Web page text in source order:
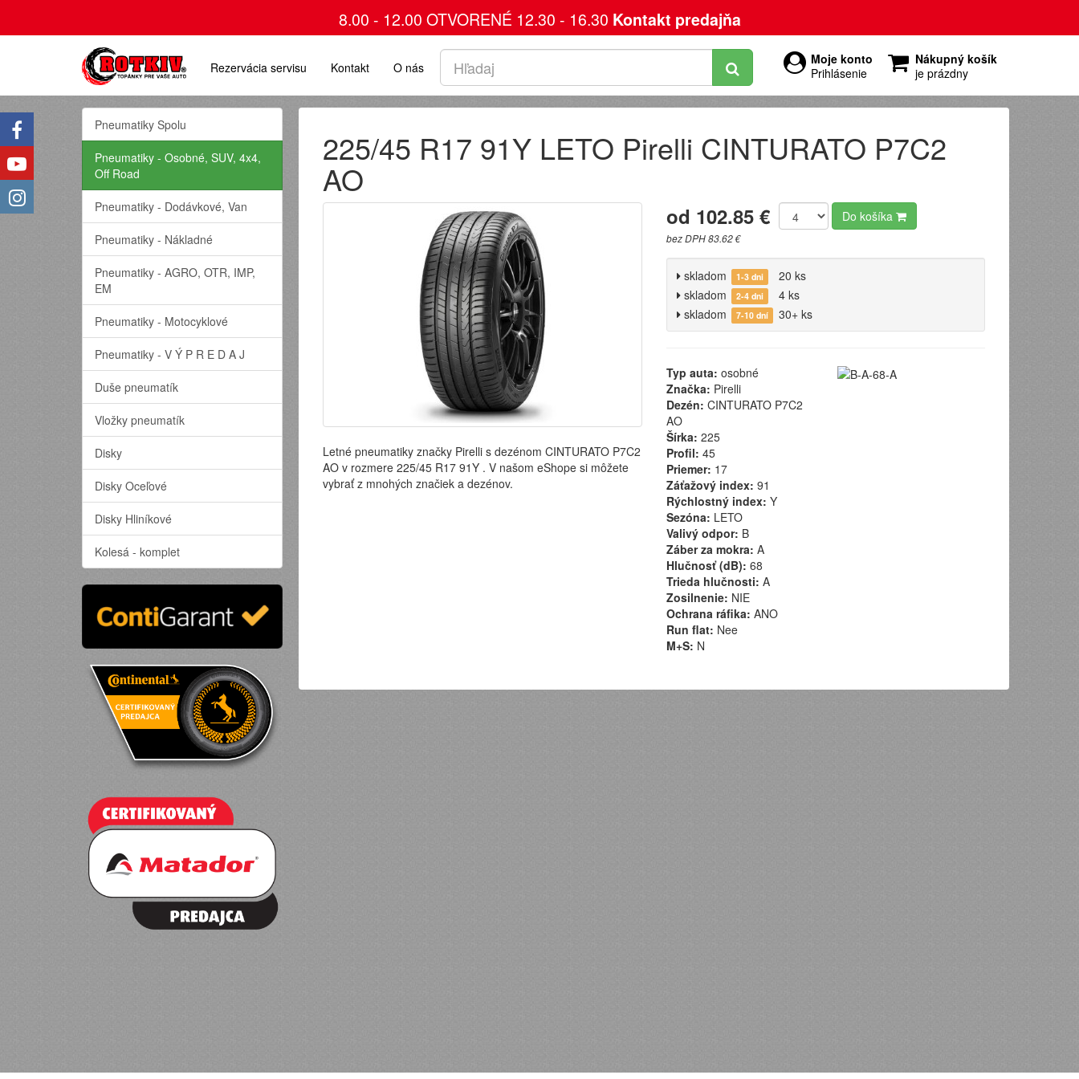
8.00 - 12.00 OTVORENÉ 12.30 - 16.30 Kontakt predajňa
Moje konto
Prihlásenie
Nákupný košík
je prázdny
Rezervácia servisu Kontakt O nás
225/45 R17 91Y LETO Pirelli CINTURATO P7C2
AO
Letné pneumatiky značky Pirelli s dezénom CINTURATO P7C2
AO v rozmere 225/45 R17 91Y . V našom eShope si môžete
vybrať z mnohých značiek a dezénov.
od 102.85 €
bez DPH 83.62 €
Do košíka
skladom 1-3 dni
20 ks
skladom
2-4 dni
4 ks
skladom
7-10 dní 30+ ks
Typ auta: osobné
Značka: Pirelli
Dezén: CINTURATO P7C2
AO
Šírka: 225
Profil: 45
Priemer: 17
Záťažový index: 91
Rýchlostný index: Y
Sezóna: LETO
Valivý odpor: B
Záber za mokra: A
Hlučnosť (dB): 68
Trieda hlučnosti: A
Zosilnenie: NIE
Ochrana ráfika: ANO
Run flat: Nee
M+S: N
Pneumatiky Spolu
Pneumatiky - Osobné, SUV, 4x4,
Off Road
Pneumatiky - Dodávkové, Van
Pneumatiky - Nákladné
Pneumatiky - AGRO, OTR, IMP,
EM
Pneumatiky - Motocyklové
Pneumatiky - V Ý P R E D A J
Duše pneumatík
Vložky pneumatík
Disky
Disky Oceľové
Disky Hliníkové
Kolesá - komplet